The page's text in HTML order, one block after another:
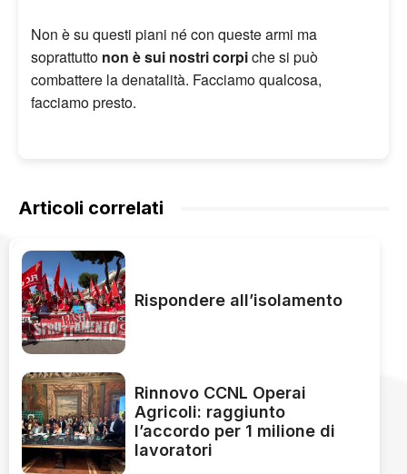
Non è su questi piani né con queste armi ma
soprattutto non è sui nostri corpiche si può
combattere la denatalità. Facciamo qualcosa,
facciamo presto.
Articoli correlati
Rispondere all’isolamento
Rinnovo CCNL Operai
Agricoli: raggiunto
l’accordo per 1 milione di
lavoratori